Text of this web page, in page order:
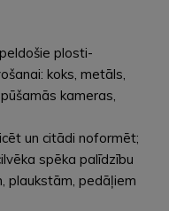
plosti-
koks, metāls,
kameras,
un citādi noformēt;
spēka palīdzību
plaukstām, pedāļiem